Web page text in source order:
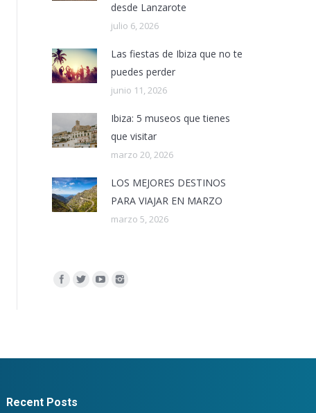
desde Lanzarote
julio 6, 2026
Las fiestas de Ibiza que no te
puedes perder
junio 11, 2026
Ibiza: 5 museos que tienes
que visitar
marzo 20, 2026
LOS MEJORES DESTINOS
PARA VIAJAR EN MARZO
marzo 5, 2026
Encuéntranos en:
Recent Posts